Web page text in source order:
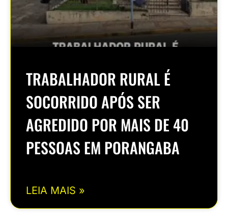
TRABALHADOR RURAL É
SOCORRIDO APÓS SER
AGREDIDO POR MAIS DE 40
PESSOAS EM PORANGABA
LEIA MAIS »